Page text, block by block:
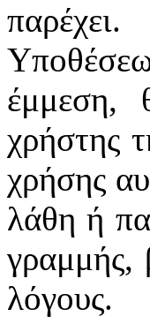
έμμεση,
χρήστης
χρήσης
λάθη ή
γραμμής,
λόγους.